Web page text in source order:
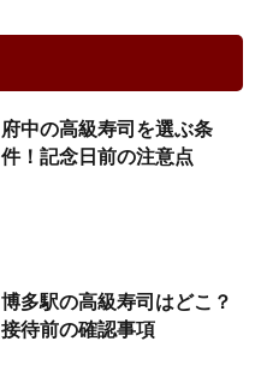
府中の高級寿司を選ぶ条
件！記念日前の注意点
博多駅の高級寿司はどこ？
接待前の確認事項